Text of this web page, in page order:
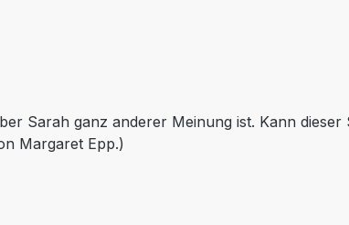
Sarah ganz anderer Meinung ist. Kann dieser
Margaret Epp.)